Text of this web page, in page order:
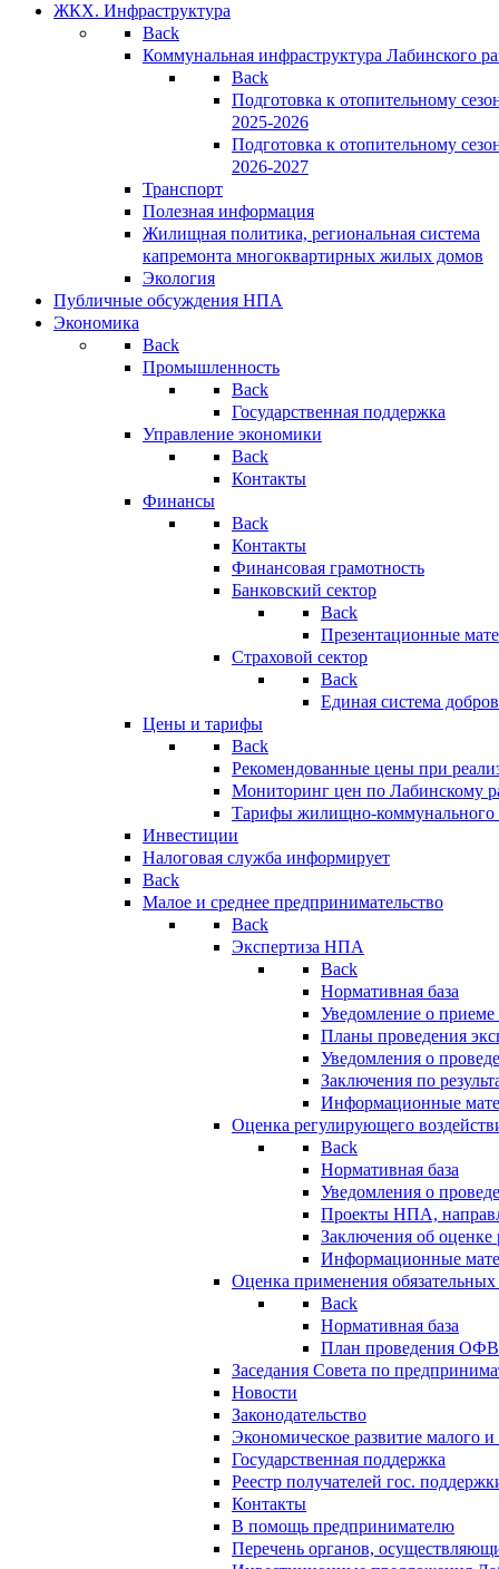
ЖКХ. Инфраструктура
Back
Коммунальная инфраструктура Лабинского
Back
Подготовка к отопительному
2025-2026
Подготовка к отопительному
2026-2027
Транспорт
Полезная информация
Жилищная политика, региональная система
капремонта многоквартирных жилых домов
Экология
Публичные обсуждения НПА
Экономика
Back
Промышленность
Back
Государственная поддержка
Управление экономики
Back
Контакты
Финансы
Back
Контакты
Финансовая грамотность
Банковский сектор
Back
Презентационные
Страховой сектор
Back
Единая система
Цены и тарифы
Back
Рекомендованные цены при
Мониторинг цен по Лабинскому
Тарифы жилищно-коммунального
Инвестиции
Налоговая служба информирует
Back
Малое и среднее предпринимательство
Back
Экспертиза НПА
Back
Нормативная база
Уведомление о
Планы проведения
Уведомления о
Заключения по
Информационные
Оценка регулирующего
Back
Нормативная база
Уведомления о
Проекты НПА,
Заключения об
Информационные
Оценка применения
Back
Нормативная база
План проведения
Заседания Совета по
Новости
Законодательство
Экономическое развитие малого и
Государственная поддержка
Реестр получателей гос.
Контакты
В помощь предпринимателю
Перечень органов,